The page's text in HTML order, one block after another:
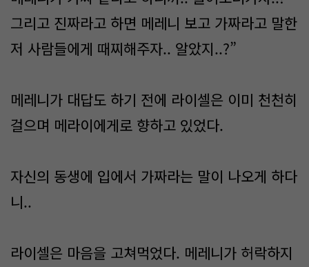
그리고 진짜라고 하면 메레니 보고 가짜라고 말한
저 사람들에게 때찌해주자.. 알았지..?”
메레니가 대답도 하기 전에 라이셀은 이미 천천히
걸으며 메라이에게로 향하고 있었다.
자신의 동생에 입에서 가짜라는 말이 나오게 하다
니..
라이셀은 마음을 고쳐먹었다. 메레니가 허락하지